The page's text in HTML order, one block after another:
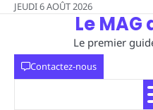
SkipJEUDI 6 AOÛT 2026
Contactez-nous
Le MAG
Le premier